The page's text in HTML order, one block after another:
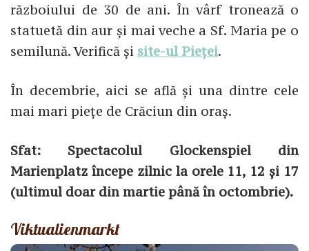
războiului de 30 de ani. În vârf tronează o
statuetă din aur și mai veche a Sf. Maria pe o
semilună. Verifică și site-ul Pieței.
În decembrie, aici se află și una dintre cele
mai mari piețe de Crăciun din oraș.
Sfat: Spectacolul Glockenspiel din
Marienplatz începe zilnic la orele 11, 12 și 17
(ultimul doar din martie până în octombrie).
Viktualienmarkt